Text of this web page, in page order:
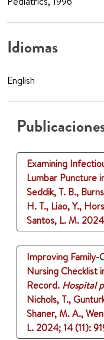
Idiomas
English
Examining
Lumbar Puncture
Seddik, T. B.,
H. T., Liao, Y.,
Santos, L. M. 2024
Improving Family-
Nursing Checklist
Record. Hospital
Nichols, T.,
Shaner, M. A.,
L. 2024; 14 (11):